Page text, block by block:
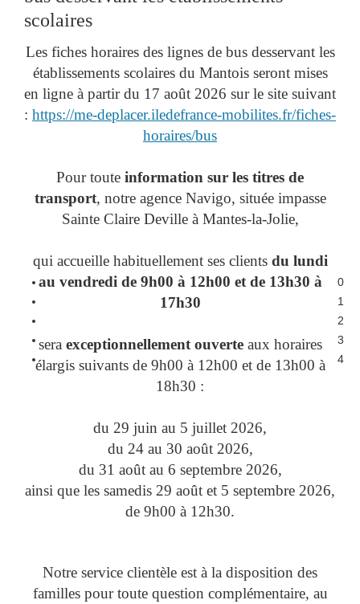
0
1
2
3
4
scolaires
Les fiches horaires des lignes de bus desservant les
établissements scolaires du Mantois seront mises
en ligne à partir du 17 août 2026 sur le site suivant
: https://me-deplacer.iledefrance-mobilites.fr/fiches-
horaires/bus
Pour toute information sur les titres de
transport, notre agence Navigo, située impasse
Sainte Claire Deville à Mantes-la-Jolie,
qui accueille habituellement ses clients du lundi
au vendredi de 9h00 à 12h00 et de 13h30 à
17h30
sera exceptionnellement ouverteaux horaires
élargis suivants de 9h00 à 12h00 et de 13h00 à
18h30 :
du 29 juin au 5 juillet 2026,
du 24 au 30 août 2026,
du 31 août au 6 septembre 2026,
ainsi que les samedis 29 août et 5 septembre 2026,
de 9h00 à 12h30.
Notre service clientèle est à la disposition des
familles pour toute question complémentaire, au